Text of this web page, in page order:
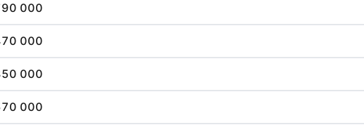
000
000
000
000